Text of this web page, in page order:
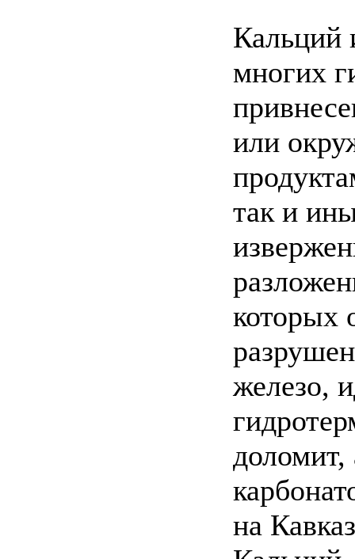
Кальций
многих
или
так и
которых
железо,
доломит,
на